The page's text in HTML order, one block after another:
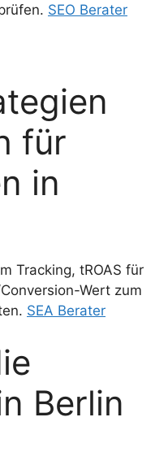
SEO Berater
für
in
Tracking, tROAS für
Wert zum
SEA Berater
Berlin